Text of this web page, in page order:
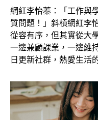
網紅李怡蓁：「工作與
質問題！」斜槓網紅李
從容有序，但其實從大
一邊兼顧課業，一邊維
日更新社群，熱愛生活